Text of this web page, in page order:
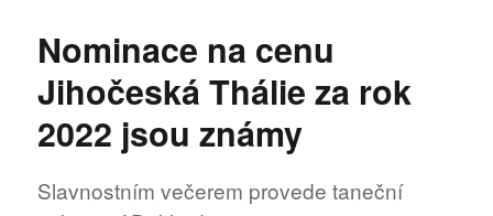
Činohra
Jihočeského
divadla
v
sezóně
komedii,
Nominace na cenu
Jihočeská Thálie za rok
2022 jsou známy
Slavnostním večerem provede taneční